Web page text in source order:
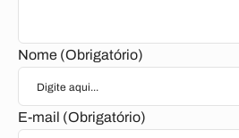
Nome (Obrigatório)
E-mail (Obrigatório)